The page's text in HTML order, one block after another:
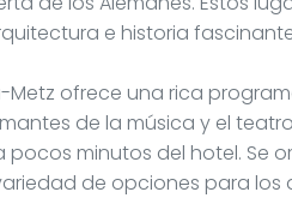
e historia
Metz ofrece una rica
de la música y el
minutos del hotel. Se
de opciones para los